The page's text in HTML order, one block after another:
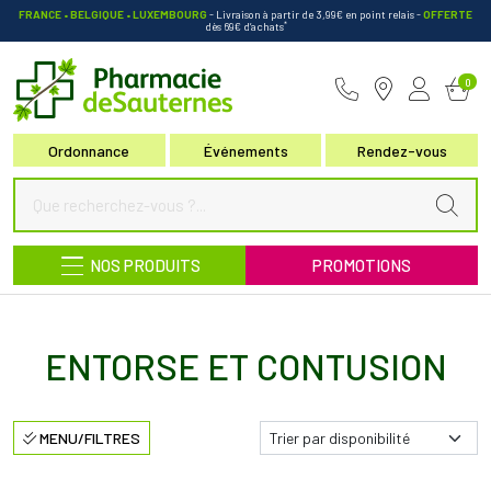
FRANCE • BELGIQUE • LUXEMBOURG - Livraison à partir de 3,99€ en point relais-OFFERTE
dès 69€ d’achats*
Ordonnance Événements Rendez-vous
0
NOS PRODUITS PROMOTIONS
ENTORSE ET CONTUSION
MENU/FILTRES